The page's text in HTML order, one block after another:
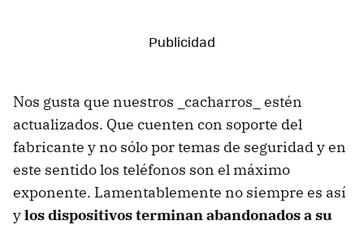
Nos gusta que nuestros _cacharros_ estén
actualizados. Que cuenten con soporte del
fabricante y no sólo por temas de seguridad y en
este sentido los teléfonos son el máximo
exponente. Lamentablemente no siempre es así
ylos dispositivos terminan abandonados a su